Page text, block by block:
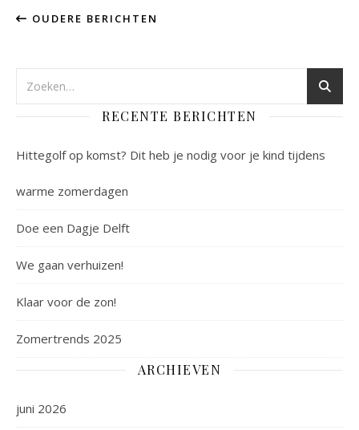
OUDERE BERICHTEN
RECENTE BERICHTEN
Hittegolf op komst? Dit heb je nodig voor je kind tijdens
warme zomerdagen
Doe een Dagje Delft
We gaan verhuizen!
Klaar voor de zon!
Zomertrends 2025
ARCHIEVEN
juni 2026